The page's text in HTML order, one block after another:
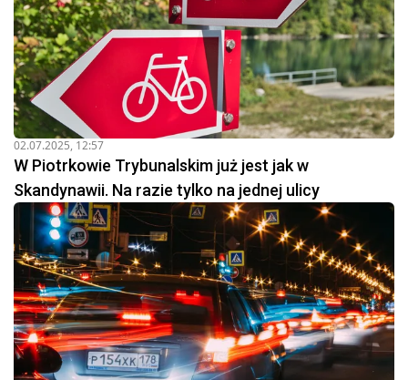
02.07.2025, 12:57
W Piotrkowie Trybunalskim już jest jak w
Skandynawii. Na razie tylko na jednej ulicy